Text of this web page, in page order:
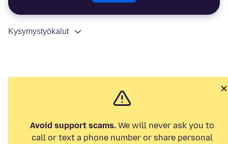
Kysymystyökalut
Avoid support scams. We will never ask you to
call or text a phone number or share personal